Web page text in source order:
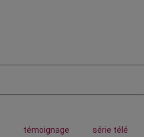
témoignage
série télé